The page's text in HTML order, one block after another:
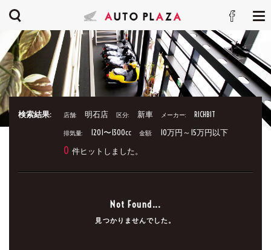
検索結果: 店舗: 明石店 区分: 新車 メーカー: RICHBIT
排気量: 1201〜1300cc 金額: 10万円～15万円以下
0 件ヒットしました。
Not Found...
見つかりませんでした。